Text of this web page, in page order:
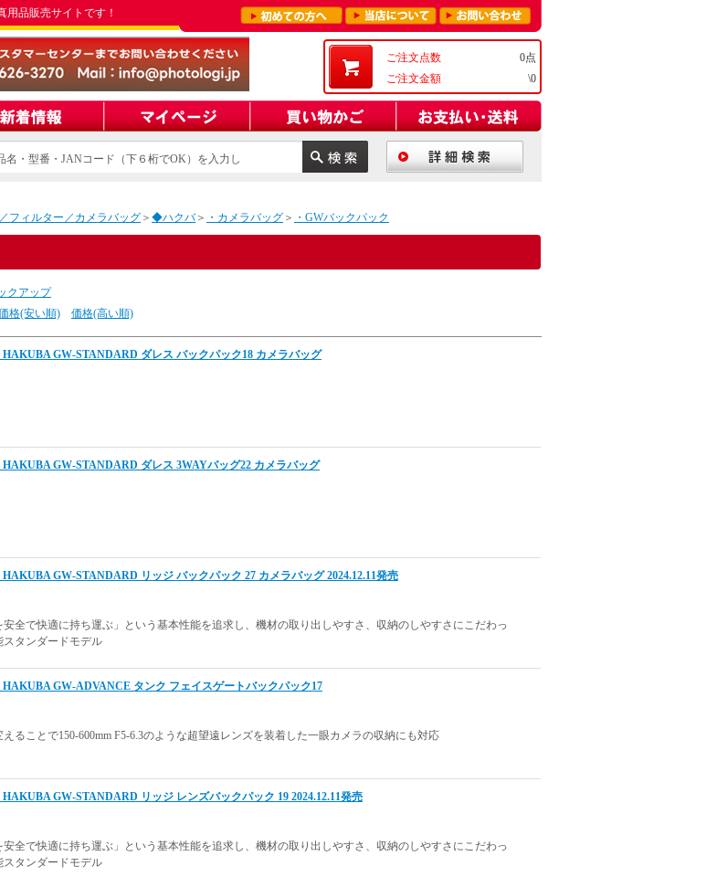
品販売サイトです！
ご注文点数
0点
ご注文金額
\0
名・型番・JANコード（下６桁でOK）を入力し
フィルター／カメラバッグ ＞ ◆ハクバ＞ ・カメラバッグ ＞ ・GWバックパック
クアップ
格(安い順) 価格(高い順)
HAKUBA GW-STANDARD ダレス バックパック18 カメラバッグ
HAKUBA GW-STANDARD ダレス 3WAYバッグ22 カメラバッグ
GW-STANDARD リッジ バックパック 27 カメラバッグ 2024.12.11発売
安全で快適に持ち運ぶ」という基本性能を追求し、機材の取り出しやすさ、収納のしやすさにこだわっ
スタンダードモデル
HAKUBA GW-ADVANCE タンク フェイスゲートバックパック17
えることで150-600mm F5-6.3のような超望遠レンズを装着した一眼カメラの収納にも対応
GW-STANDARD リッジ レンズバックパック 19 2024.12.11発売
安全で快適に持ち運ぶ」という基本性能を追求し、機材の取り出しやすさ、収納のしやすさにこだわっ
スタンダードモデル